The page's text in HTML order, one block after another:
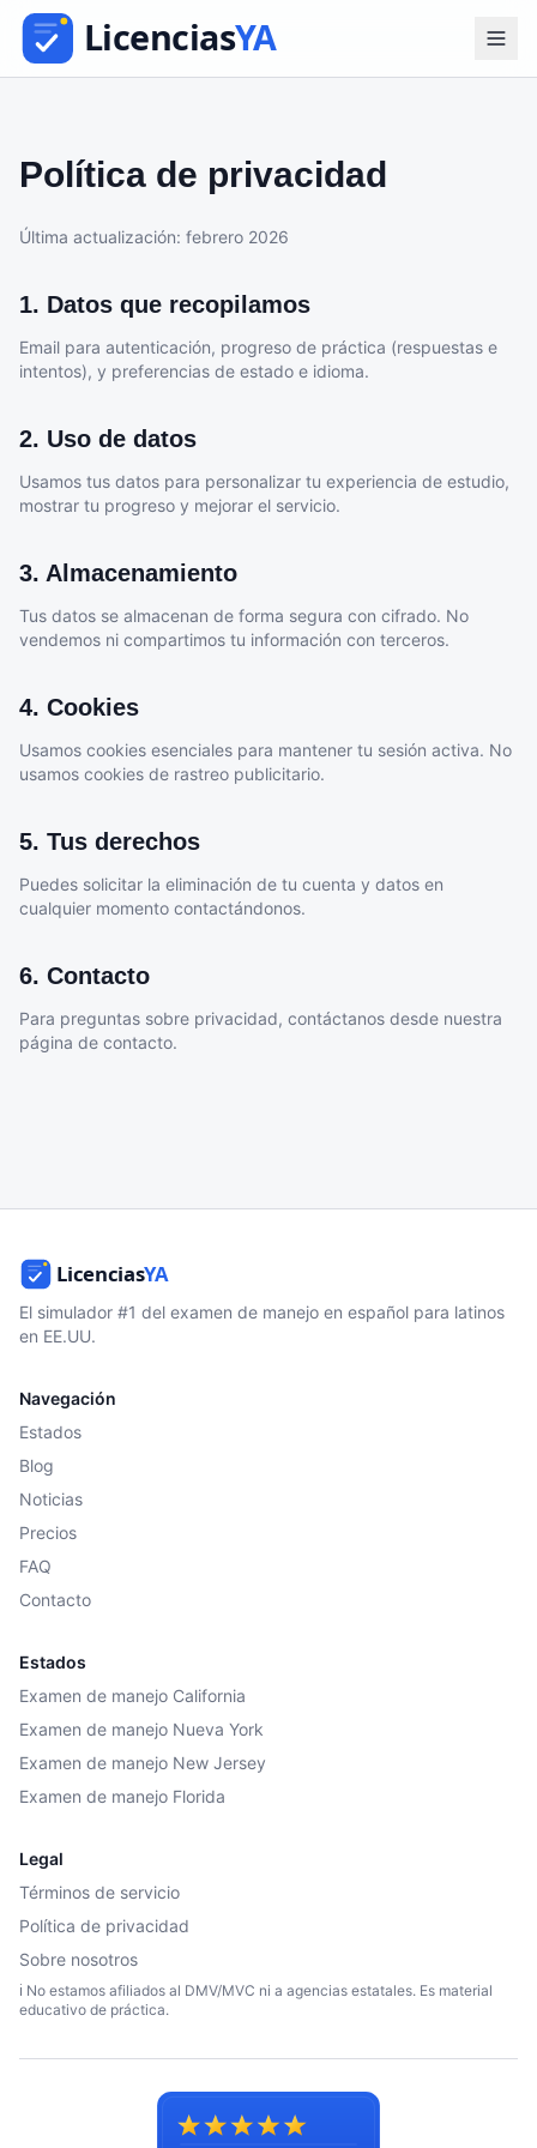
Política de privacidad
Última actualización: febrero 2026
1. Datos que recopilamos
Email para autenticación, progreso de práctica (respuestas e
intentos), y preferencias de estado e idioma.
2. Uso de datos
Usamos tus datos para personalizar tu experiencia de estudio,
mostrar tu progreso y mejorar el servicio.
3. Almacenamiento
Tus datos se almacenan de forma segura con cifrado. No
vendemos ni compartimos tu información con terceros.
4. Cookies
Usamos cookies esenciales para mantener tu sesión activa. No
usamos cookies de rastreo publicitario.
5. Tus derechos
Puedes solicitar la eliminación de tu cuenta y datos en
cualquier momento contactándonos.
6. Contacto
Para preguntas sobre privacidad, contáctanos desde nuestra
página de contacto.
El simulador #1 del examen de manejo en español para latinos
en EE.UU.
Navegación
Estados
Blog
Noticias
Precios
FAQ
Contacto
Estados
Examen de manejo California
Examen de manejo Nueva York
Examen de manejo New Jersey
Examen de manejo Florida
Legal
Términos de servicio
Política de privacidad
Sobre nosotros
ℹ️ No estamos afiliados al DMV/MVC ni a agencias estatales. Es material
educativo de práctica.